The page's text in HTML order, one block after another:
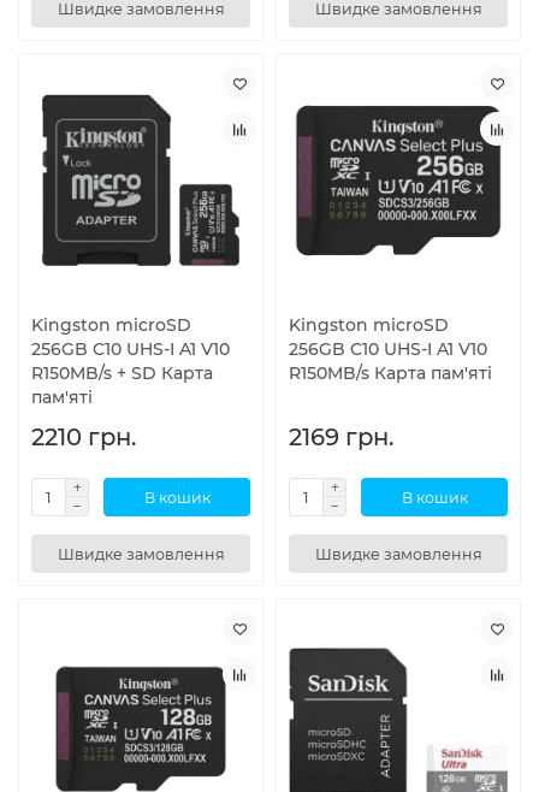
Швидке замовлення Швидке замовлення
Kingston microSD
256GB C10 UHS-I A1 V10
R150MB/s + SD Карта
пам'яті
2210 грн.
В кошик
Швидке замовлення
Kingston microSD
256GB C10 UHS-I A1 V10
R150MB/s Карта пам'яті
2169 грн.
В кошик
Швидке замовлення